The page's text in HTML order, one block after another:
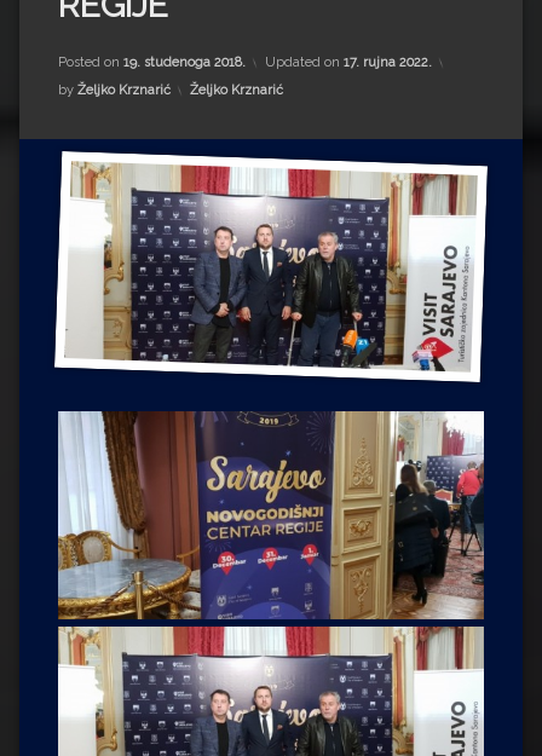
Impressum
Milenko Strižak
Drugi autori
Drugi autori
Ljiljana Lekanić-Kljaić
Željko Krznarić
Mario Lovreković
Miroslav Šantek
Posted on 19. studenoga 2018. Updated on 17. rujna 2022.
by Željko Krznarić Kategorije:
Željko Krznarić